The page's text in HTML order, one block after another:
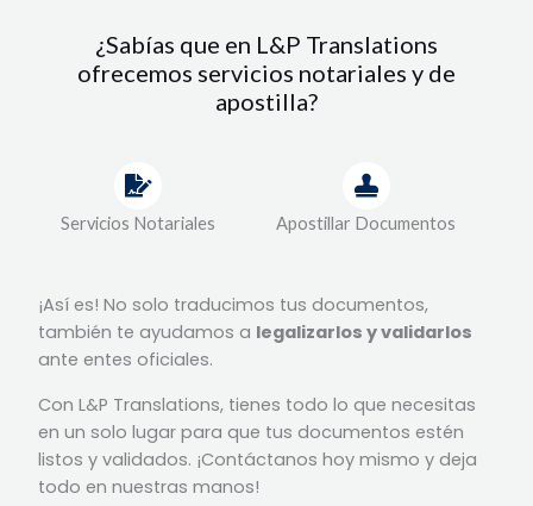
¿Sabías que en L&P Translations
ofrecemos servicios notariales y de
apostilla?
Servicios Notariales Apostillar Documentos
¡Así es! No solo traducimos tus documentos,
también te ayudamos a legalizarlos y validarlos
ante entes oficiales.
Con L&P Translations, tienes todo lo que necesitas
en un solo lugar para que tus documentos estén
listos y validados. ¡Contáctanos hoy mismo y deja
todo en nuestras manos!